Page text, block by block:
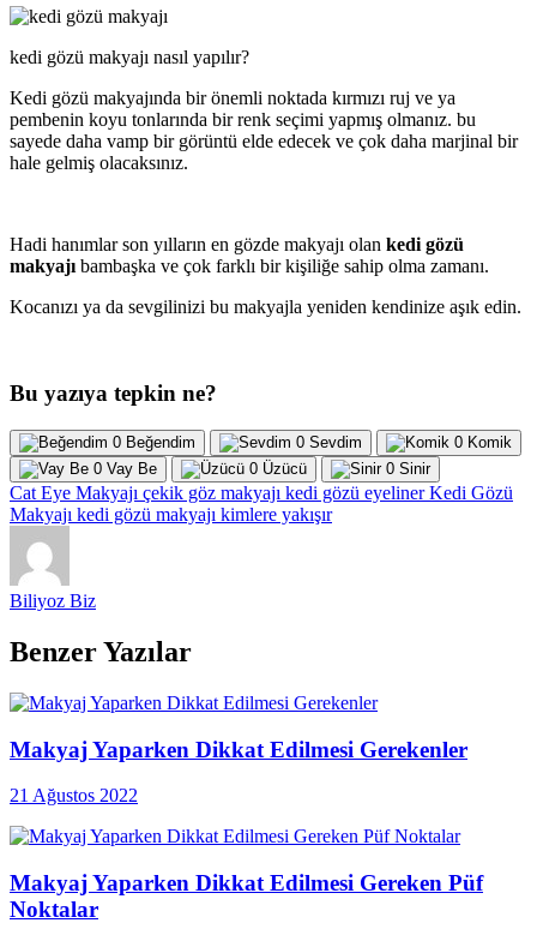
kedi gözü makyajı nasıl yapılır?
Kedi gözü makyajında bir önemli noktada kırmızı ruj ve ya
pembenin koyu tonlarında bir renk seçimi yapmış olmanız. bu
sayede daha vamp bir görüntü elde edecek ve çok daha marjinal bir
hale gelmiş olacaksınız.
Hadi hanımlar son yılların en gözde makyajı olan kedi gözü
makyajı bambaşka ve çok farklı bir kişiliğe sahip olma zamanı.
Kocanızı ya da sevgilinizi bu makyajla yeniden kendinize aşık edin.
Bu yazıya tepkin ne?
0 Beğendim 0 Sevdim 0 Komik
0 Vay Be 0 Üzücü 0 Sinir
Cat Eye Makyajı çekik göz makyajı kedi gözü eyelinerKedi Gözü
Makyajı kedi gözü makyajı kimlere yakışır
Biliyoz Biz
Benzer Yazılar
Makyaj Yaparken Dikkat Edilmesi Gerekenler
21 Ağustos 2022
Makyaj Yaparken Dikkat Edilmesi Gereken Püf
Noktalar